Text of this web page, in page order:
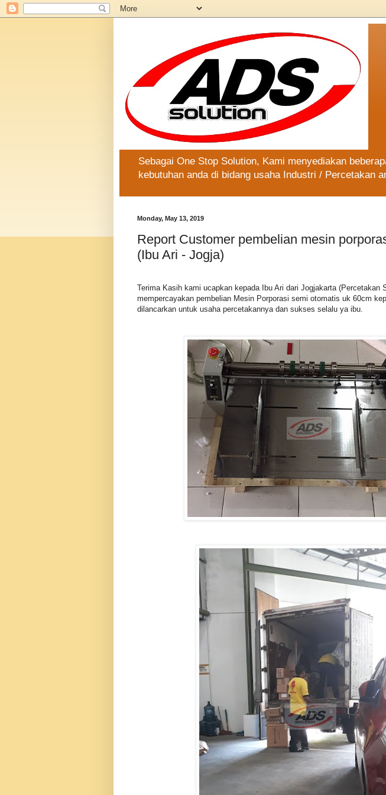
Sebagai One Stop Solution, Kami menyediakan
kebutuhan anda di bidang usaha Industri / Percetakan
Monday, May 13, 2019
Report Customer pembelian mesin
(Ibu Ari - Jogja)
Terima Kasih kami ucapkan kepada Ibu Ari dari Jogjakarta (Percetakan
mempercayakan pembelian Mesin Porporasi semi otomatis uk 60cm
dilancarkan untuk usaha percetakannya dan sukses selalu ya ibu.